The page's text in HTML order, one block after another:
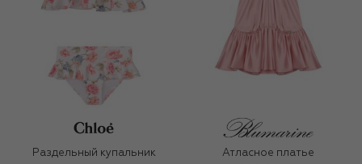
Раздельный купальник
Атласное платье